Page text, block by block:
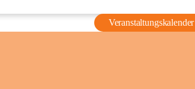
Veranstaltungskalender